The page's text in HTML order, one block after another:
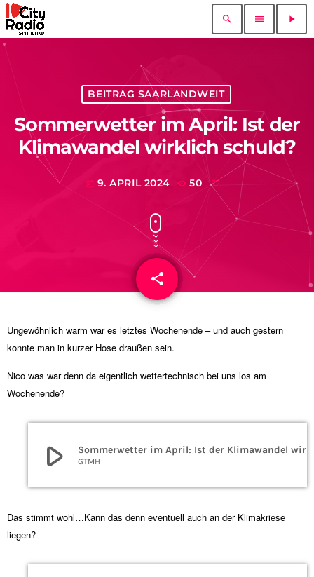
search menu play_arrow
BEITRAG SAARLANDWEIT
Sommerwetter im April: Ist der
Klimawandel wirklich schuld?
today 9. APRIL 2024 50
share
email
Ungewöhnlich warm war es letztes Wochenende – und auch gestern
konnte man in kurzer Hose draußen sein.
Nico was war denn da eigentlich wettertechnisch bei uns los am
Wochenende?
play_arrow GTMH
Das stimmt wohl…Kann das denn eventuell auch an der Klimakriese
liegen?